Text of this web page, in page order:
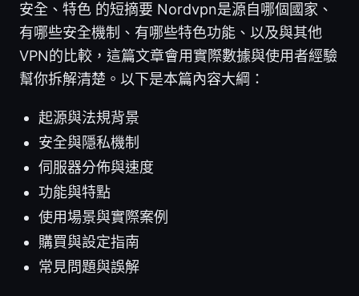
安全、特色 的短摘要 Nordvpn是源自哪個國家、
有哪些安全機制、有哪些特色功能、以及與其他
VPN的比較，這篇文章會用實際數據與使用者經驗
幫你拆解清楚。以下是本篇內容大綱：
起源與法規背景
安全與隱私機制
伺服器分佈與速度
功能與特點
使用場景與實際案例
購買與設定指南
常見問題與誤解